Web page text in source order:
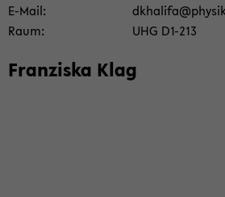
E-​Mail
Raum
UHG D1-​213
Fran­zis­ka Klag